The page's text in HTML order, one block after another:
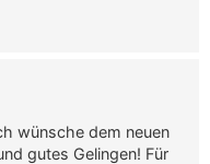
wünsche dem neuen
gutes Gelingen! Für